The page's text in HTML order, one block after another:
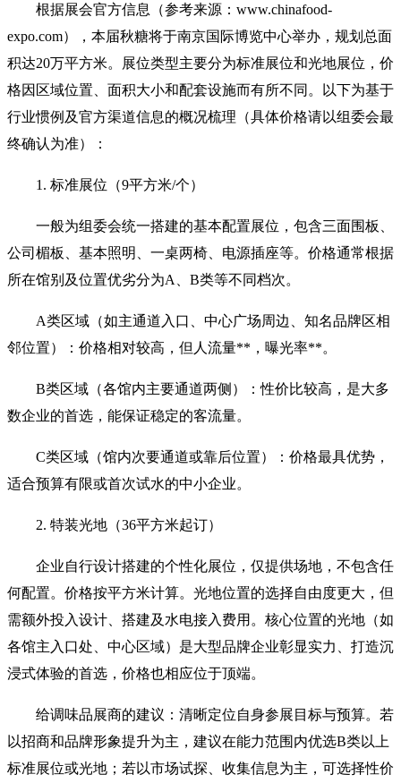
根据展会官方信息（参考来源：www.chinafood-
expo.com），本届秋糖将于南京国际博览中心举办，规划总面
积达20万平方米。展位类型主要分为标准展位和光地展位，价
格因区域位置、面积大小和配套设施而有所不同。以下为基于
行业惯例及官方渠道信息的概况梳理（具体价格请以组委会最
终确认为准）：
1. 标准展位（9平方米/个）
一般为组委会统一搭建的基本配置展位，包含三面围板、
公司楣板、基本照明、一桌两椅、电源插座等。价格通常根据
所在馆别及位置优劣分为A、B类等不同档次。
A类区域（如主通道入口、中心广场周边、知名品牌区相
邻位置）：价格相对较高，但人流量**，曝光率**。
B类区域（各馆内主要通道两侧）：性价比较高，是大多
数企业的首选，能保证稳定的客流量。
C类区域（馆内次要通道或靠后位置）：价格最具优势，
适合预算有限或首次试水的中小企业。
2. 特装光地（36平方米起订）
企业自行设计搭建的个性化展位，仅提供场地，不包含任
何配置。价格按平方米计算。光地位置的选择自由度更大，但
需额外投入设计、搭建及水电接入费用。核心位置的光地（如
各馆主入口处、中心区域）是大型品牌企业彰显实力、打造沉
浸式体验的首选，价格也相应位于顶端。
给调味品展商的建议：清晰定位自身参展目标与预算。若
以招商和品牌形象提升为主，建议在能力范围内优选B类以上
标准展位或光地；若以市场试探、收集信息为主，可选择性价